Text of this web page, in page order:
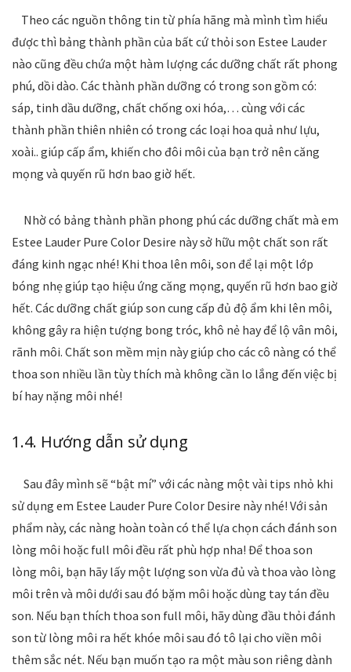
Theo các nguồn thông tin từ phía hãng mà mình tìm hiểu
được thì bảng thành phần của bất cứ thỏi son Estee Lauder
nào cũng đều chứa một hàm lượng các dưỡng chất rất phong
phú, dồi dào. Các thành phần dưỡng có trong son gồm có:
sáp, tinh dầu dưỡng, chất chống oxi hóa,… cùng với các
thành phần thiên nhiên có trong các loại hoa quả như lựu,
xoài.. giúp cấp ẩm, khiến cho đôi môi của bạn trở nên căng
mọng và quyến rũ hơn bao giờ hết.
Nhờ có bảng thành phần phong phú các dưỡng chất mà em
Estee Lauder Pure Color Desire này sở hữu một chất son rất
đáng kinh ngạc nhé! Khi thoa lên môi, son để lại một lớp
bóng nhẹ giúp tạo hiệu ứng căng mọng, quyến rũ hơn bao giờ
hết. Các dưỡng chất giúp son cung cấp đủ độ ẩm khi lên môi,
không gây ra hiện tượng bong tróc, khô nẻ hay để lộ vân môi,
rãnh môi. Chất son mềm mịn này giúp cho các cô nàng có thể
thoa son nhiều lần tùy thích mà không cần lo lắng đến việc bị
bí hay nặng môi nhé!
1.4. Hướng dẫn sử dụng
Sau đây mình sẽ “bật mí” với các nàng một vài tips nhỏ khi
sử dụng em Estee Lauder Pure Color Desire này nhé! Với sản
phẩm này, các nàng hoàn toàn có thể lựa chọn cách đánh son
lòng môi hoặc full môi đều rất phù hợp nha! Để thoa son
lòng môi, bạn hãy lấy một lượng son vừa đủ và thoa vào lòng
môi trên và môi dưới sau đó bặm môi hoặc dùng tay tán đều
son. Nếu bạn thích thoa son full môi, hãy dùng đầu thỏi đánh
son từ lòng môi ra hết khóe môi sau đó tô lại cho viền môi
thêm sắc nét. Nếu bạn muốn tạo ra một màu son riêng dành